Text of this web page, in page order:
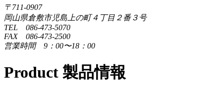
〒711-0907
岡山県倉敷市児島上の町４丁目２番３号
TEL 086-473-5070
FAX 086-473-2500
営業時間 9：00〜18：00
Product 製品情報